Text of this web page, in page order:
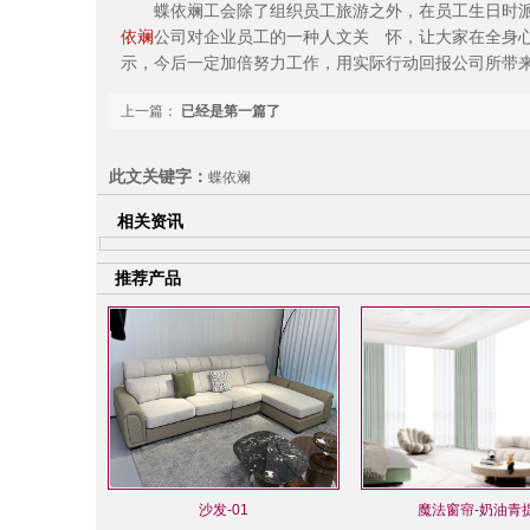
蝶依斓工会除了组织员工旅游之外，在员工生日时
依斓公司对企业员工的一种人文关 怀，让大家在全身
示，今后一定加倍努力工作，用实际行动回报公司所
上一篇： 已经是第一篇了
此文关键字： 蝶依斓
相关资讯
推荐产品
沙发-01 魔法窗帘-奶油青